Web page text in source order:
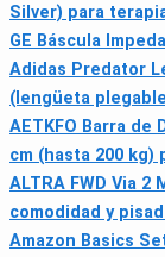
Silver) para
GE Báscula
Adidas Predator
(lengüeta
AETKFO Barra de
cm (hasta 200 kg)
ALTRA FWD Via
comodidad y
Amazon Basics